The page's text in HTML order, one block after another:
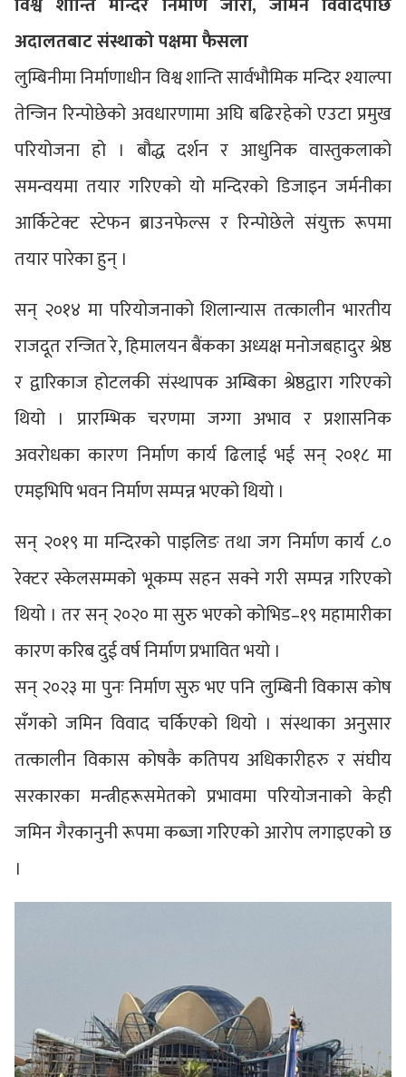
अदालतबाट संस्थाको पक्षमा फैसला
लुम्बिनीमा निर्माणाधीन विश्व शान्ति सार्वभौमिक मन्दिर श्याल्पा
तेन्जिन रिन्पोछेको अवधारणामा अघि बढिरहेको एउटा प्रमुख
परियोजना हो । बौद्ध दर्शन र आधुनिक वास्तुकलाको
समन्वयमा तयार गरिएको यो मन्दिरको डिजाइन जर्मनीका
आर्किटेक्ट स्टेफन ब्राउनफेल्स र रिन्पोछेले संयुक्त रूपमा
तयार पारेका हुन् ।
सन् २०१४ मा परियोजनाको शिलान्यास तत्कालीन भारतीय
राजदूत रन्जित रे, हिमालयन बैंकका अध्यक्ष मनोजबहादुर श्रेष्ठ
र द्वारिकाज होटलकी संस्थापक अम्बिका श्रेष्ठद्वारा गरिएको
थियो । प्रारम्भिक चरणमा जग्गा अभाव र प्रशासनिक
अवरोधका कारण निर्माण कार्य ढिलाई भई सन् २०१८ मा
एमइभिपि भवन निर्माण सम्पन्न भएको थियो ।
सन् २०१९ मा मन्दिरको पाइलिङ तथा जग निर्माण कार्य ८.०
रेक्टर स्केलसम्मको भूकम्प सहन सक्ने गरी सम्पन्न गरिएको
थियो । तर सन् २०२० मा सुरु भएको कोभिड–१९ महामारीका
कारण करिब दुई वर्ष निर्माण प्रभावित भयो ।
सन् २०२३ मा पुनः निर्माण सुरु भए पनि लुम्बिनी विकास कोष
सँगको जमिन विवाद चर्किएको थियो । संस्थाका अनुसार
तत्कालीन विकास कोषकै कतिपय अधिकारीहरु र संघीय
सरकारका मन्त्रीहरूसमेतको प्रभावमा परियोजनाको केही
जमिन गैरकानुनी रूपमा कब्जा गरिएको आरोप लगाइएको छ
।